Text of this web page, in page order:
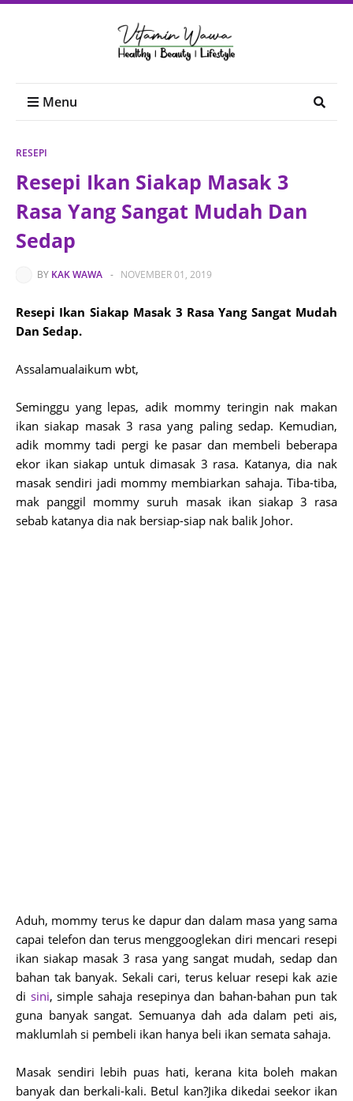
Menu
RESEPI
Resepi Ikan Siakap Masak 3
Rasa Yang Sangat Mudah Dan
Sedap
BY KAK WAWA - NOVEMBER 01, 2019
Resepi Ikan Siakap Masak 3 Rasa Yang Sangat Mudah
Dan Sedap.
Assalamualaikum wbt,
Seminggu yang lepas, adik mommy teringin nak makan
ikan siakap masak 3 rasa yang paling sedap. Kemudian,
adik mommy tadi pergi ke pasar dan membeli beberapa
ekor ikan siakap untuk dimasak 3 rasa. Katanya, dia nak
masak sendiri jadi mommy membiarkan sahaja. Tiba-tiba,
mak panggil mommy suruh masak ikan siakap 3 rasa
sebab katanya dia nak bersiap-siap nak balik Johor.
Aduh, mommy terus ke dapur dan dalam masa yang sama
capai telefon dan terus menggooglekan diri mencari resepi
ikan siakap masak 3 rasa yang sangat mudah, sedap dan
bahan tak banyak. Sekali cari, terus keluar resepi kak azie
di sini, simple sahaja resepinya dan bahan-bahan pun tak
guna banyak sangat. Semuanya dah ada dalam peti ais,
maklumlah si pembeli ikan hanya beli ikan semata sahaja.
Masak sendiri lebih puas hati, kerana kita boleh makan
banyak dan berkali-kali. Betul kan?Jika dikedai seekor ikan